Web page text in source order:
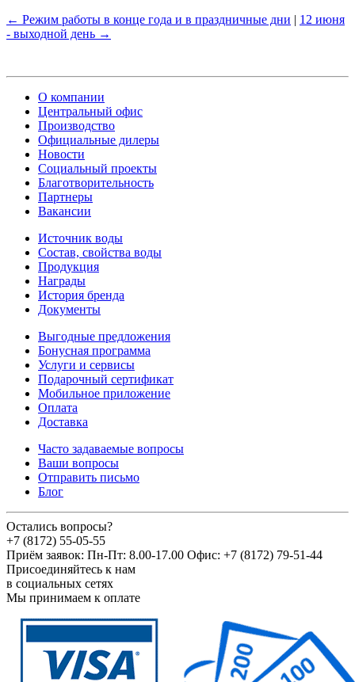
← Режим работы в конце года и в праздничные дни | 12 июня
- выходной день →
О компании
Центральный офис
Производство
Официальные дилеры
Новости
Социальный проекты
Благотворительность
Партнеры
Вакансии
Источник воды
Состав, свойства воды
Продукция
Награды
История бренда
Документы
Выгодные предложения
Бонусная программа
Услуги и сервисы
Подарочный сертификат
Мобильное приложение
Оплата
Доставка
Часто задаваемые вопросы
Ваши вопросы
Отправить письмо
Блог
Остались вопросы?
+7 (8172) 55-05-55
Приём заявок: Пн-Пт: 8.00-17.00 Офис: +7 (8172) 79-51-44
Присоединяйтесь к нам
в социальных сетях
Мы принимаем к оплате